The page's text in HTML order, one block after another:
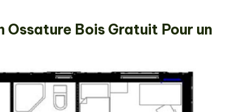
Ossature Bois Gratuit Pour un